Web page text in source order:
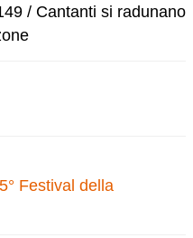
/ Cantanti si radunano
Festival della